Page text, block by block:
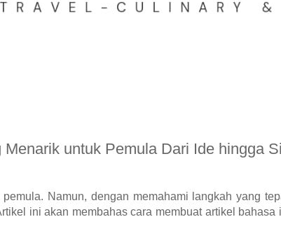
untuk Pemula Dari Ide hingga
Namun, dengan memahami langkah yang
ini akan membahas cara membuat artikel bahasa